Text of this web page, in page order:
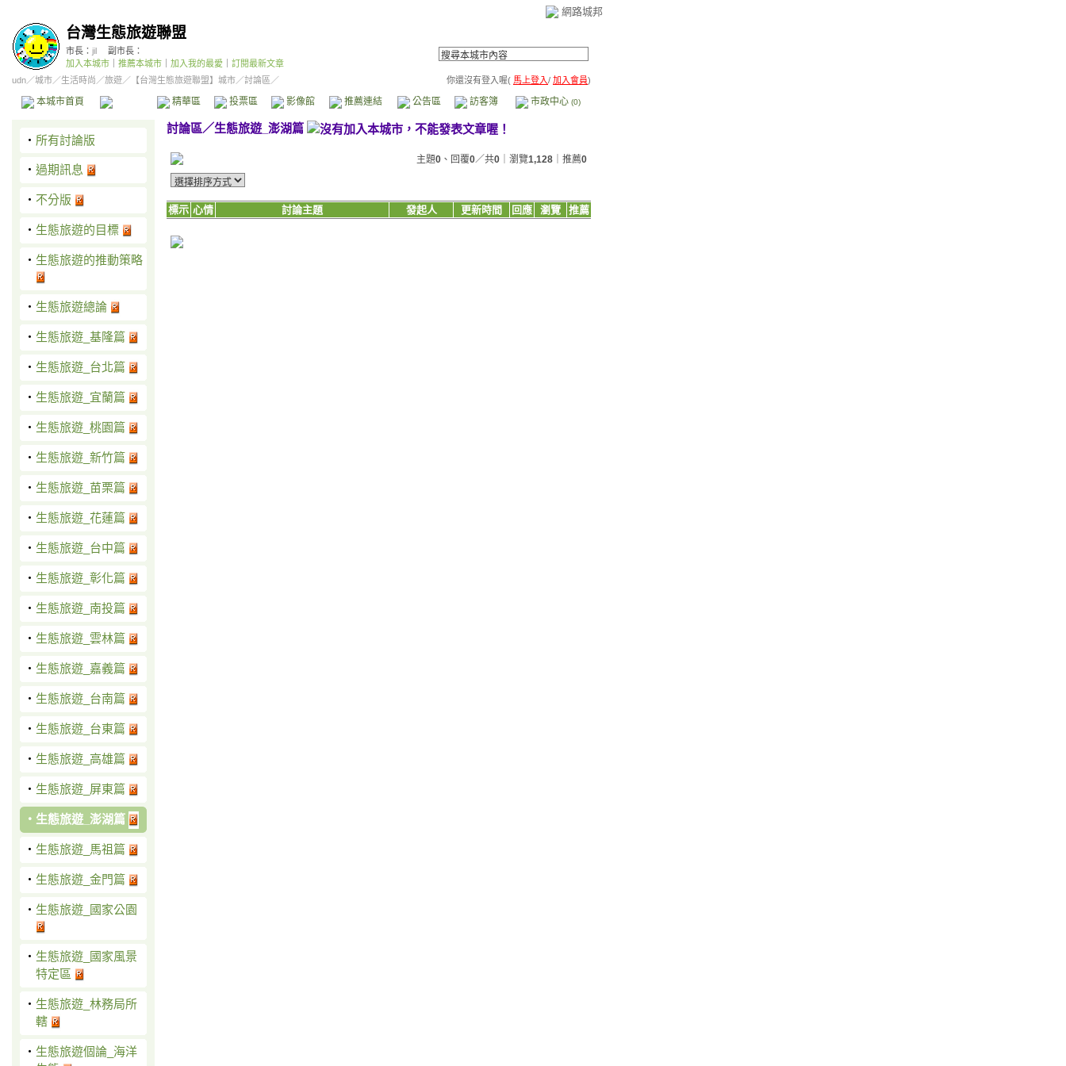
網路城邦
台灣生態旅遊聯盟
市長： jil
副市長：
加入本城市
推薦本城市 加入我的最愛
訂閱最新文章
udn／城市／生活時尚 ／旅遊／ 【台灣生態旅遊聯盟】城市／討論區／ 你還沒有登入喔( 馬上登入/ 加入會員)
本城市首頁 精華區 投票區 影像館 推薦連結 公告區 訪客簿 市政中心 (0)
‧ 所有討論版
‧ 過期訊息
‧ 不分版
‧ 生態旅遊的目標
‧ 生態旅遊的推動策略
‧ 生態旅遊總論
‧ 生態旅遊_基隆篇
‧ 生態旅遊_台北篇
‧ 生態旅遊_宜蘭篇
‧ 生態旅遊_桃園篇
‧ 生態旅遊_新竹篇
‧ 生態旅遊_苗栗篇
‧ 生態旅遊_花蓮篇
‧ 生態旅遊_台中篇
‧ 生態旅遊_彰化篇
‧ 生態旅遊_南投篇
‧ 生態旅遊_雲林篇
‧ 生態旅遊_嘉義篇
‧ 生態旅遊_台南篇
‧ 生態旅遊_台東篇
‧ 生態旅遊_高雄篇
‧ 生態旅遊_屏東篇
‧ 生態旅遊_澎湖篇
‧ 生態旅遊_馬祖篇
‧ 生態旅遊_金門篇
‧ 生態旅遊_國家公園
‧ 生態旅遊_國家風景
特定區
‧ 生態旅遊_林務局所
轄
‧ 生態旅遊個論_海洋
討論區／生態旅遊_澎湖篇
主題0 、回覆0／共0 ｜瀏覽1,128 ｜推薦0
標示 心情 討論主題 發起人 更新時間 回應 瀏覽 推薦